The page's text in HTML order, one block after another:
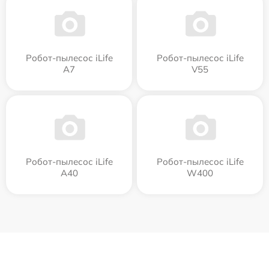
Робот-пылесос iLife
A7
Робот-пылесос iLife
V55
Робот-пылесос iLife
A40
Робот-пылесос iLife
W400